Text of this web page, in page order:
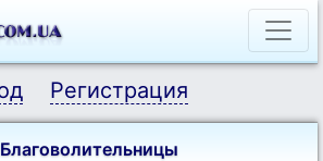
Регистрация
Благоволительницы